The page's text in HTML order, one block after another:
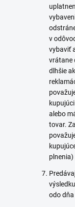
v
vybaviť
vrátane
dlhšie
alebo
tovar.
odo